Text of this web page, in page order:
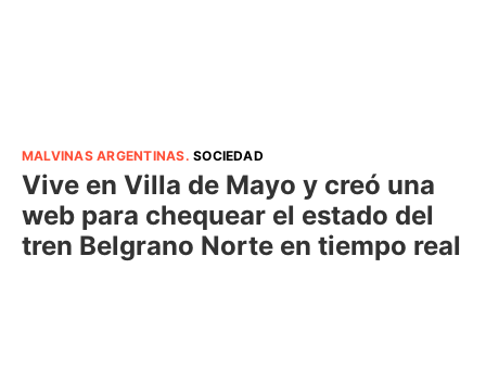
MALVINAS ARGENTINAS.SOCIEDAD
Vive en Villa de Mayo y creó una
web para chequear el estado del
tren Belgrano Norte en tiempo real